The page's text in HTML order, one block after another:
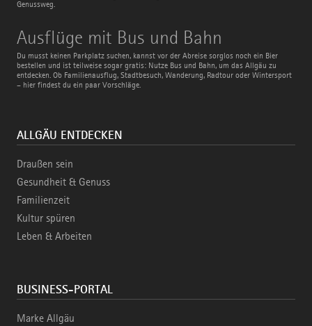
Genussweg.
Ausflüge mit Bus und Bahn
Du musst keinen Parkplatz suchen, kannst vor der Abreise sorglos noch ein Bier
bestellen und ist teilweise sogar gratis: Nutze Bus und Bahn, um das Allgäu zu
entdecken. Ob Familienausflug, Stadtbesuch, Wanderung, Radtour oder Wintersport
– hier findest du ein paar Vorschläge.
Ausflüge
mit
Bus
und
Bahn
ALLGÄU ENTDECKEN
Draußen sein
Gesundheit & Genuss
Familienzeit
Kultur spüren
Leben & Arbeiten
BUSINESS-PORTAL
Marke Allgäu